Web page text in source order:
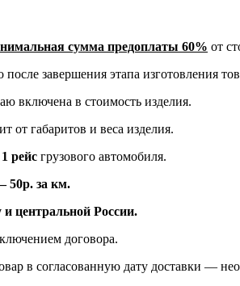
сумма предоплаты 60% от
завершения этапа изготовления
включена в стоимость изделия.
от габаритов и веса изделия.
рейс грузового автомобиля.
50р. за км.
центральной России.
договора.
в согласованную дату доставки —